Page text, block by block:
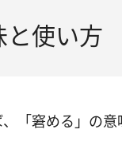
と使い方
「窘める」の